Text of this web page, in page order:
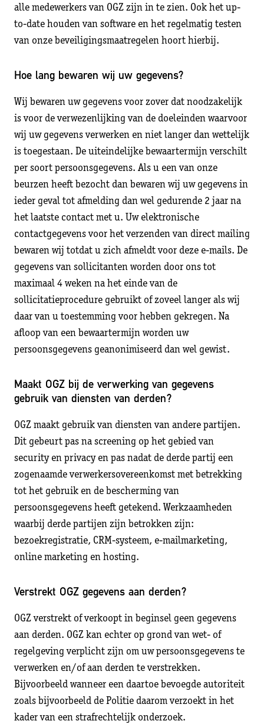
alle medewerkers van OGZ zijn in te zien. Ook het up-
to-date houden van software en het regelmatig testen
van onze beveiligingsmaatregelen hoort hierbij.
Hoe lang bewaren wij uw gegevens?
Wij bewaren uw gegevens voor zover dat noodzakelijk
is voor de verwezenlijking van de doeleinden waarvoor
wij uw gegevens verwerken en niet langer dan wettelijk
is toegestaan. De uiteindelijke bewaartermijn verschilt
per soort persoonsgegevens. Als u een van onze
beurzen heeft bezocht dan bewaren wij uw gegevens in
ieder geval tot afmelding dan wel gedurende 2 jaar na
het laatste contact met u. Uw elektronische
contactgegevens voor het verzenden van direct mailing
bewaren wij totdat u zich afmeldt voor deze e-mails. De
gegevens van sollicitanten worden door ons tot
maximaal 4 weken na het einde van de
sollicitatieprocedure gebruikt of zoveel langer als wij
daar van u toestemming voor hebben gekregen. Na
afloop van een bewaartermijn worden uw
persoonsgegevens geanonimiseerd dan wel gewist.
Maakt OGZ bij de verwerking van gegevens
gebruik van diensten van derden?
OGZ maakt gebruik van diensten van andere partijen.
Dit gebeurt pas na screening op het gebied van
security en privacy en pas nadat de derde partij een
zogenaamde verwerkersovereenkomst met betrekking
tot het gebruik en de bescherming van
persoonsgegevens heeft getekend. Werkzaamheden
waarbij derde partijen zijn betrokken zijn:
bezoekregistratie, CRM-systeem, e-mailmarketing,
online marketing en hosting.
Verstrekt OGZ gegevens aan derden?
OGZ verstrekt of verkoopt in beginsel geen gegevens
aan derden. OGZ kan echter op grond van wet- of
regelgeving verplicht zijn om uw persoonsgegevens te
verwerken en/of aan derden te verstrekken.
Bijvoorbeeld wanneer een daartoe bevoegde autoriteit
zoals bijvoorbeeld de Politie daarom verzoekt in het
kader van een strafrechtelijk onderzoek.